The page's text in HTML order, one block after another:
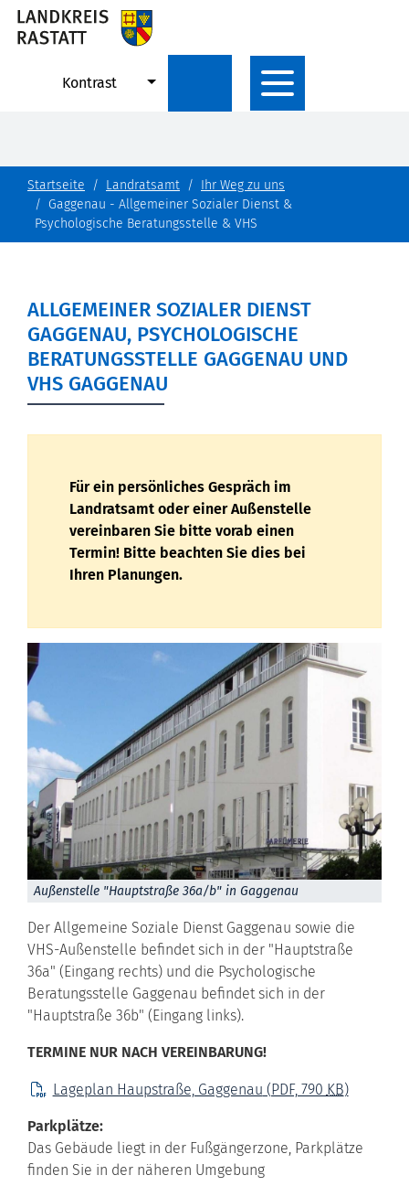
Kontrast
Startseite Landratsamt
Ihr Weg zu uns
Gaggenau - Allgemeiner Sozialer Dienst &
Psychologische Beratungsstelle & VHS
ALLGEMEINER SOZIALER DIENST
GAGGENAU, PSYCHOLOGISCHE
BERATUNGSSTELLE GAGGENAU UND
VHS GAGGENAU
Für ein persönliches Gespräch im
Landratsamt oder einer Außenstelle
vereinbaren Sie bitte vorab einen
Termin! Bitte beachten Sie dies bei
Ihren Planungen.
Außenstelle "Hauptstraße 36a/b" in Gaggenau
Der Allgemeine Soziale Dienst Gaggenau sowie die
VHS-Außenstelle befindet sich in der "Hauptstraße
36a" (Eingang rechts) und die Psychologische
Beratungsstelle Gaggenau befindet sich in der
"Hauptstraße 36b" (Eingang links).
TERMINE NUR NACH VEREINBARUNG!
Lageplan Haupstraße, Gaggenau (PDF, 790 KB)
Parkplätze:
Das Gebäude liegt in der Fußgängerzone, Parkplätze
finden Sie in der näheren Umgebung